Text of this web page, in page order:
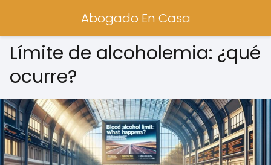
Abogado En Casa
Límite de alcoholemia: ¿qué
ocurre?